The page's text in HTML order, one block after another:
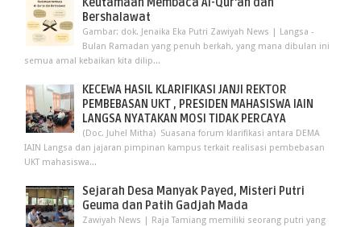
Keutamaan Membaca Al-Qur'an dan
Bershalawat
Gambar: dok. Jenaika Eka Putri Zawiyah News | Langsa -
Bulan Ramadan yang penuh berkah, yang mana dibulan ini
semua amal kebaikan kita dilip...
KECEWA HASIL KLARIFIKASI JANJI REKTOR
PEMBEBASAN UKT , PRESIDEN MAHASISWA IAIN
LANGSA NYATAKAN MOSI TIDAK PERCAYA
(Doc. Juhel Mitha) Suasana forum klarifikasi antara DEMA
IAIN Langsa dan jajaran pimpinan kampus terkait realisasi pembebasan
UKT mahasiswa...
Sejarah Desa Manyak Payed, Misteri Putri
Geuma dan Patih Gadjah Mada
Zawiyah News | Raja Tamiang memiliki seorang putri yang